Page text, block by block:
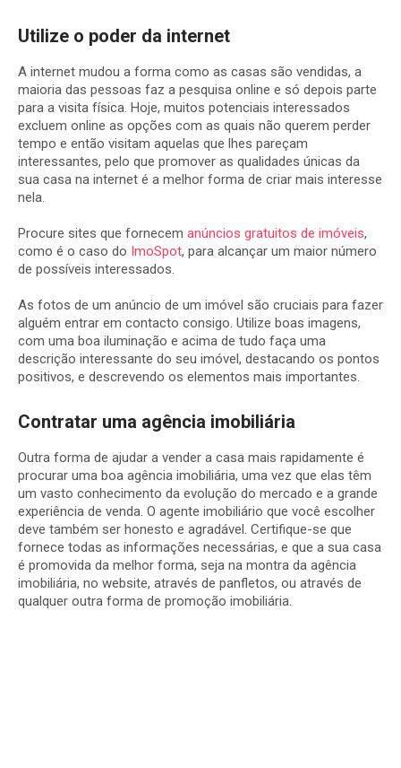
Utilize o poder da internet
A internet mudou a forma como as casas são vendidas, a
maioria das pessoas faz a pesquisa online e só depois parte
para a visita física. Hoje, muitos potenciais interessados
excluem online as opções com as quais não querem perder
tempo e então visitam aquelas que lhes pareçam
interessantes, pelo que promover as qualidades únicas da
sua casa na internet é a melhor forma de criar mais interesse
nela.
Procure sites que fornecem anúncios gratuitos de imóveis,
como é o caso do ImoSpot, para alcançar um maior número
de possíveis interessados.
As fotos de um anúncio de um imóvel são cruciais para fazer
alguém entrar em contacto consigo. Utilize boas imagens,
com uma boa iluminação e acima de tudo faça uma
descrição interessante do seu imóvel, destacando os pontos
positivos, e descrevendo os elementos mais importantes.
Contratar uma agência imobiliária
Outra forma de ajudar a vender a casa mais rapidamente é
procurar uma boa agência imobiliária, uma vez que elas têm
um vasto conhecimento da evolução do mercado e a grande
experiência de venda. O agente imobiliário que você escolher
deve também ser honesto e agradável. Certifique-se que
fornece todas as informações necessárias, e que a sua casa
é promovida da melhor forma, seja na montra da agência
imobiliária, no website, através de panfletos, ou através de
qualquer outra forma de promoção imobiliária.